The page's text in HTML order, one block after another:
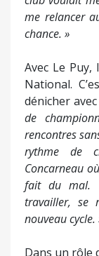
me relancer
chance. »
Avec Le
National.
dénicher
de
rencontres
rythme de
Concarneau
fait du mal.
travailler, se
nouveau cycle.
Dans un rôle